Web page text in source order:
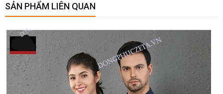
SẢN PHẨM LIÊN QUAN